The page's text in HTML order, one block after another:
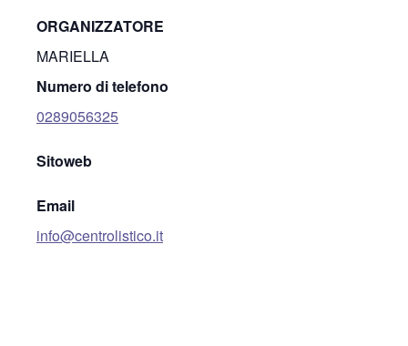
ORGANIZZATORE
MARIELLA
Numero di telefono
0289056325
Sitoweb
Email
info@centrolistico.it